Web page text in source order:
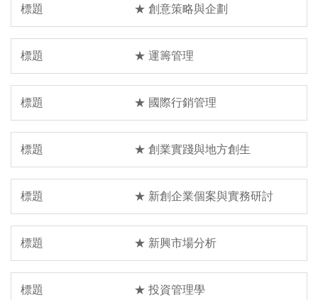
★ 創意策略與企劃
★ 運籌管理
★ 國際行銷管理
★ 創業實踐與地方創生
★ 新創企業個案與實務研討
★ 新興市場分析
★ 投資管理學